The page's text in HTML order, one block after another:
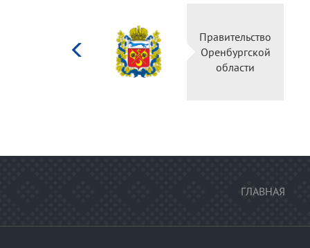
Правительство
Оренбургской
области
ГЛАВНАЯ